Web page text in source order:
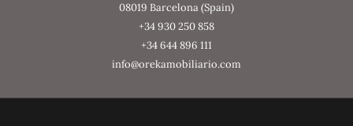
08019 Barcelona (Spain)
+34 930 250 858
+34 644 896 111
info@orekamobiliario.com